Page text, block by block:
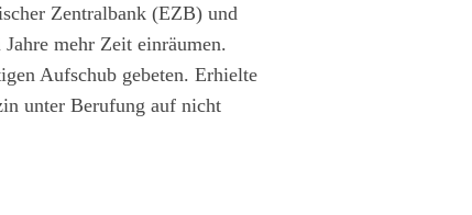
Zentralbank (EZB) und
mehr Zeit einräumen.
Aufschub gebeten. Erhielte
unter Berufung auf nicht